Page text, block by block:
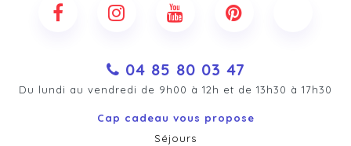
04 85 80 03 47
Du lundi au vendredi de 9h00 à 12h et de 13h30 à 17h30
Cap cadeau vous propose
Séjours